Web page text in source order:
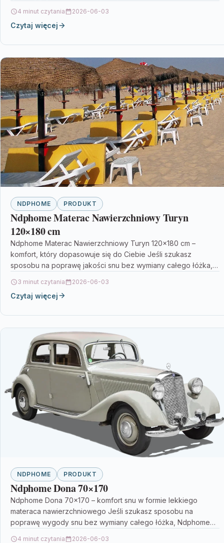
4 minut czytania 2026-06-03
Czytaj więcej
NDPHOME PRODUKT
Ndphome Materac Nawierzchniowy Turyn
120×180 cm
Ndphome Materac Nawierzchniowy Turyn 120×180 cm –
komfort, który dopasowuje się do Ciebie Jeśli szukasz
sposobu na poprawę jakości snu bez wymiany całego łóżka,…
3 minut czytania 2026-06-03
Czytaj więcej
NDPHOME PRODUKT
Ndphome Dona 70×170
Ndphome Dona 70×170 – komfort snu w formie lekkiego
materaca nawierzchniowego Jeśli szukasz sposobu na
poprawę wygody snu bez wymiany całego łóżka, Ndphome
4 minut czytania 2026-06-03